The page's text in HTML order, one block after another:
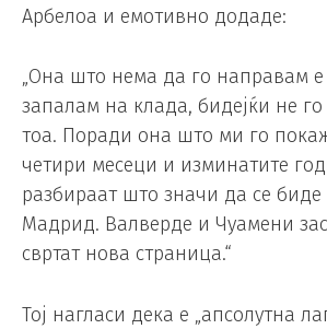
Арбелоа и емотивно додаде:
„Она што нема да го направам е
запалам на клада, бидејќи не го
тоа. Поради она што ми го
четири месеци и изминатите
разбираат што значи да се биде
Мадрид. Валверде и Чуамени
свртат нова страница.“
Тој нагласи дека е „апсолутна